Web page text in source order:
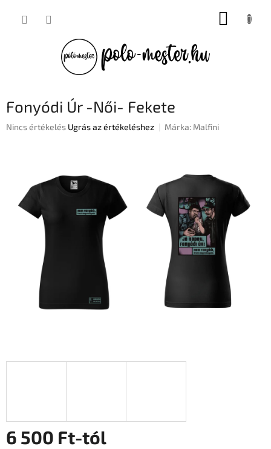
KOSÁR
Fonyódi Úr -Női- Fekete
A
csillag.
Nincs értékelés Ugrás az értékeléshez Márka: Malfini
6 500 Ft-tól